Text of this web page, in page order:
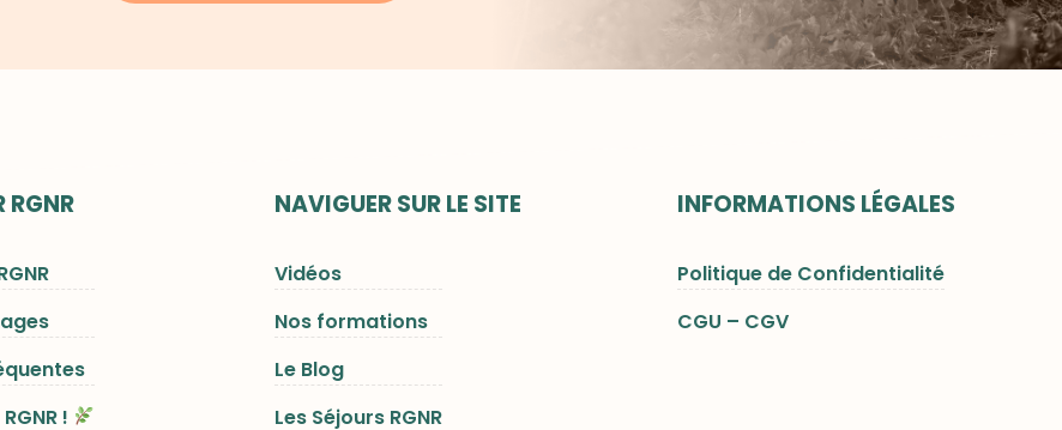
RGNR
!
NAVIGUER SUR LE SITE
Vidéos
Nos formations
Le Blog
Les Séjours RGNR
INFORMATIONS LÉGALES
Politique de Confidentialité
CGU – CGV